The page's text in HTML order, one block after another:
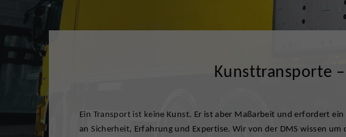
Kunsttransporte
Ein Transport ist keine Kunst. Er ist aber Maßarbeit und erfordert
an Sicherheit, Erfahrung und Expertise. Wir von der DMS wissen um
klimatisch sowie mechanisch sicheren Transportbehältnissen
Ihren Wunsch auch sämtliche Formalitäten bezüglich relevanter Zoll-